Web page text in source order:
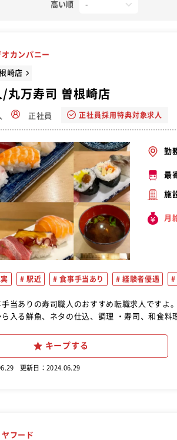
高い順
カンパニー
崎店
/丸万寿司 曽根崎店
正社員 正社員採用特典対象求人
勤
最
施
月
駅近 食事手当あり 経験者優遇
司職人のおすすめ転職求人ですよ。 業務内容 【学歴・年齢不問／寿司を握れる方募集！】 ・毎
入る鮮魚、ネタの仕込、調理 ・寿司、和食料
キープする
更新日：2024.06.29
ヤフード